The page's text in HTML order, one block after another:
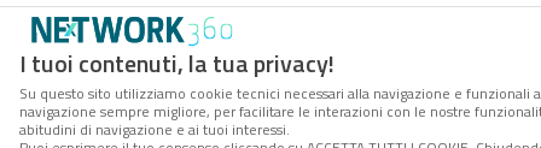
I tuoi contenuti, la tua privacy!
Su questo sito utilizziamo cookie tecnici necessari alla navigazione e
navigazione sempre migliore, per facilitare le interazioni con le nostre
abitudini di navigazione e ai tuoi interessi.